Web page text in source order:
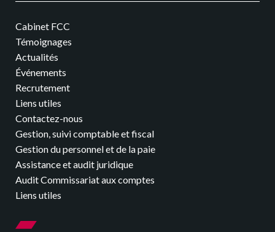
Cabinet FCC
Témoignages
Actualités
Événements
Recrutement
Liens utiles
Contactez-nous
Gestion, suivi comptable et fiscal
Gestion du personnel et de la paie
Assistance et audit juridique
Audit Commissariat aux comptes
Liens utiles